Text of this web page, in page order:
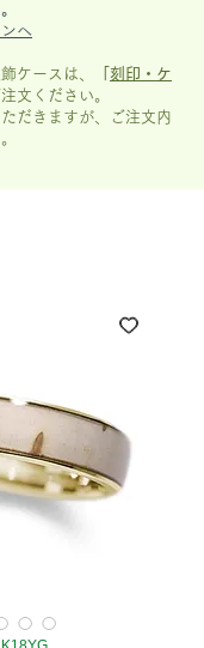
へ
ケースは、
刻印・ケ
注文ください。
だきますが、
ご注文内